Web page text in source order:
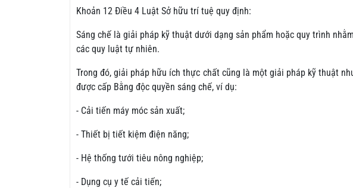
Khoản 12 Điều 4 Luật Sở hữu trí tuệ quy định:
Sáng chế là giải pháp kỹ thuật dưới dạng sản phẩm hoặc quy trình
các quy luật tự nhiên.
Trong đó, giải pháp hữu ích thực chất cũng là một giải pháp kỹ thuật
được cấp Bằng độc quyền sáng chế, ví dụ:
- Cải tiến máy móc sản xuất;
- Thiết bị tiết kiệm điện năng;
- Hệ thống tưới tiêu nông nghiệp;
- Dụng cụ y tế cải tiến;